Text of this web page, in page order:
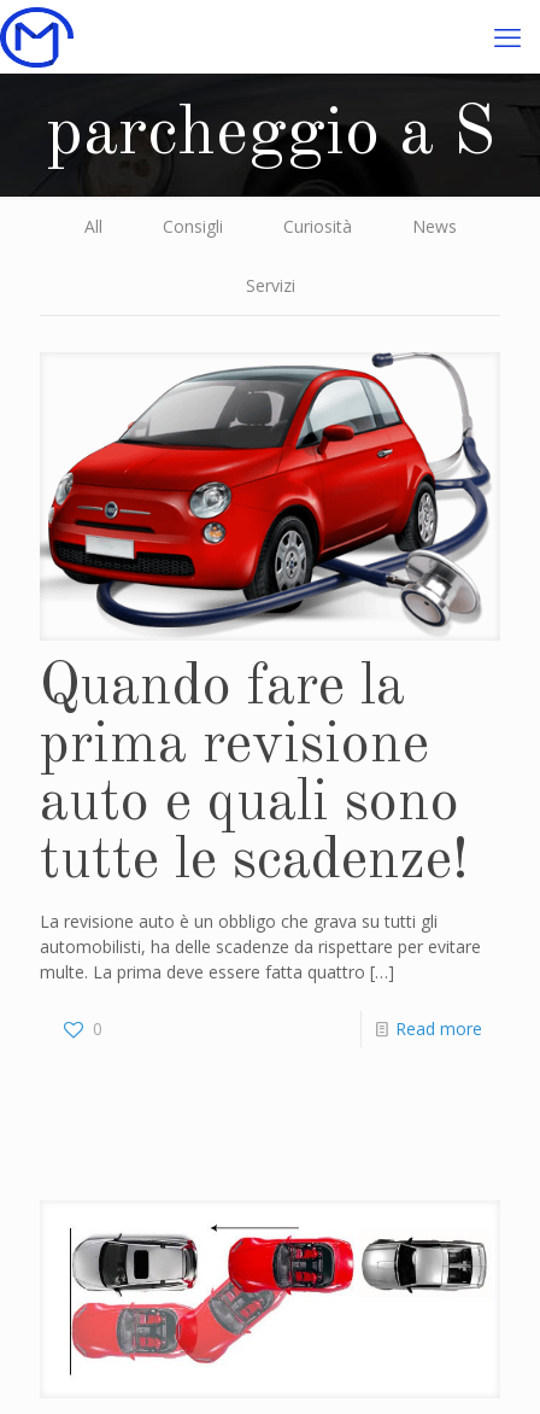
parcheggio a S
All Consigli Curiosità News
Servizi
Quando fare la
prima revisione
auto e quali sono
tutte le scadenze!
La revisione auto è un obbligo che grava su tutti gli
automobilisti, ha delle scadenze da rispettare per evitare
multe. La prima deve essere fatta quattro […]
0 Read more